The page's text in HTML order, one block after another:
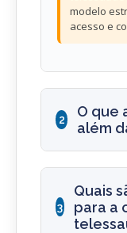
modelo
acesso e
2
O que
além
3
Quais
para a